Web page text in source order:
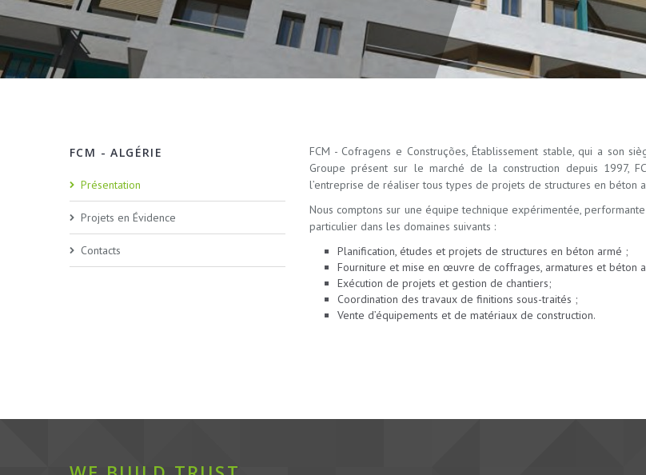
FCM - ALGÉRIE
Présentation
Projets en Évidence
Contacts
FCM - Cofragens e Construções, Établissement stable, qui a son
Groupe présent sur le marché de la construction depuis 1997,
l’entreprise de réaliser tous types de projets de structures en béton
Nous comptons sur une équipe technique expérimentée,
particulier dans les domaines suivants :
Planification, études et projets de structures en béton armé ;
Fourniture et mise en œuvre de coffrages, armatures et béton
Exécution de projets et gestion de chantiers;
Coordination des travaux de finitions sous-traités ;
Vente d’équipements et de matériaux de construction.